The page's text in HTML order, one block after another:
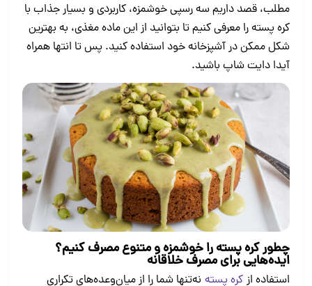
مطلب، قصد داریم سه رسپی خوشمزه، کاربردی و بسیار جذاب با
کره پسته را معرفی کنیم تا بتوانید از این ماده مغذی، به بهترین
شکل ممکن در آشپزخانه خود استفاده کنید. پس تا انتها همراه
آیدا دایت شاپ باشید.
چطور کره پسته را خوشمزه و متنوع مصرف کنیم؟
ایده‌هایی برای مصرف خلاقانه
استفاده از کره پسته نه‌تنها شما را از میان‌وعده‌های تکراری